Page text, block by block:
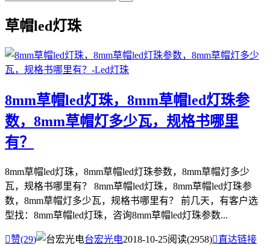
草帽led灯珠
8mm草帽led灯珠，8mm草帽led灯珠参
数，8mm草帽灯多少瓦，规格书哪里
有？
8mm草帽led灯珠，8mm草帽led灯珠参数，8mm草帽灯多少
瓦，规格书哪里有？ 8mm草帽led灯珠，8mm草帽led灯珠参
数，8mm草帽灯多少瓦，规格书哪里有？ 前几天，有客户选
型找：8mm草帽led灯珠，咨询8mm草帽led灯珠参数...
赞(29) 台宏光电2018-10-25阅读(2958)直达链接